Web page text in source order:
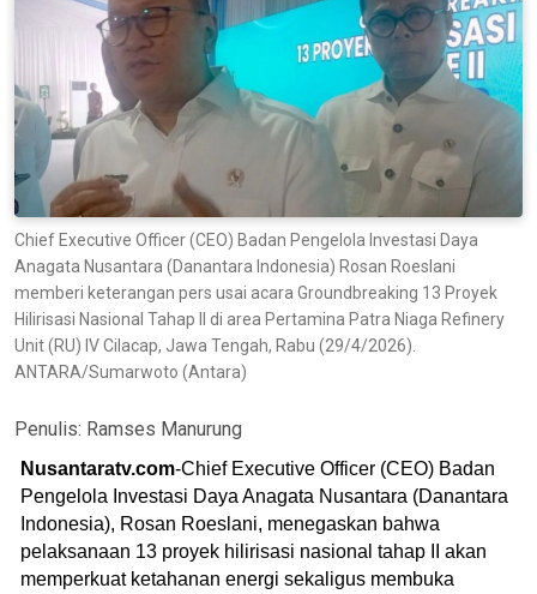
Chief Executive Officer (CEO) Badan Pengelola Investasi Daya
Anagata Nusantara (Danantara Indonesia) Rosan Roeslani
memberi keterangan pers usai acara Groundbreaking 13 Proyek
Hilirisasi Nasional Tahap II di area Pertamina Patra Niaga Refinery
Unit (RU) IV Cilacap, Jawa Tengah, Rabu (29/4/2026).
ANTARA/Sumarwoto (Antara)
Penulis: Ramses Manurung
Nusantaratv.com-Chief Executive Officer (CEO) Badan
Pengelola Investasi Daya Anagata Nusantara (Danantara
Indonesia), Rosan Roeslani, menegaskan bahwa
pelaksanaan 13 proyek hilirisasi nasional tahap II akan
memperkuat ketahanan energi sekaligus membuka